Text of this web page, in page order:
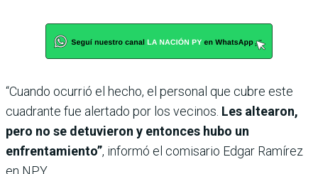
“Cuando ocurrió el hecho, el personal que cubre este
cuadrante fue alertado por los vecinos. Les altearon,
pero no se detuvieron y entonces hubo un
enfrentamiento”, informó el comisario Edgar Ramírez
en NPY.